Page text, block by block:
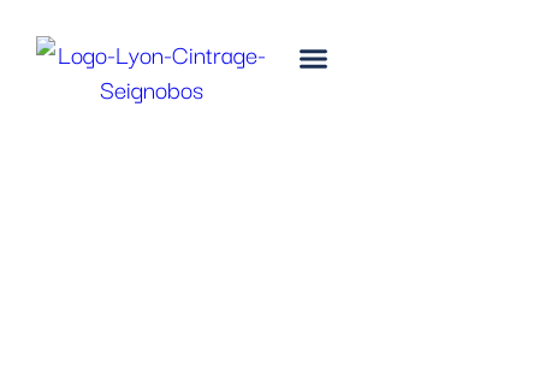
10 avril, 2017
Cintrage de cadre